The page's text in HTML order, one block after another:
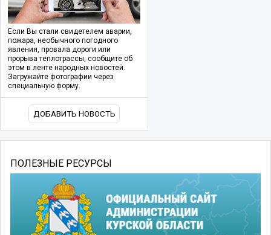
Если Вы стали свидетелем аварии,
пожара, необычного погодного
явления, провала дороги или
прорыва теплотрассы, сообщите об
этом в ленте народных новостей.
Загружайте фотографии через
специальную форму.
ДОБАВИТЬ НОВОСТЬ
ПОЛЕЗНЫЕ РЕСУРСЫ